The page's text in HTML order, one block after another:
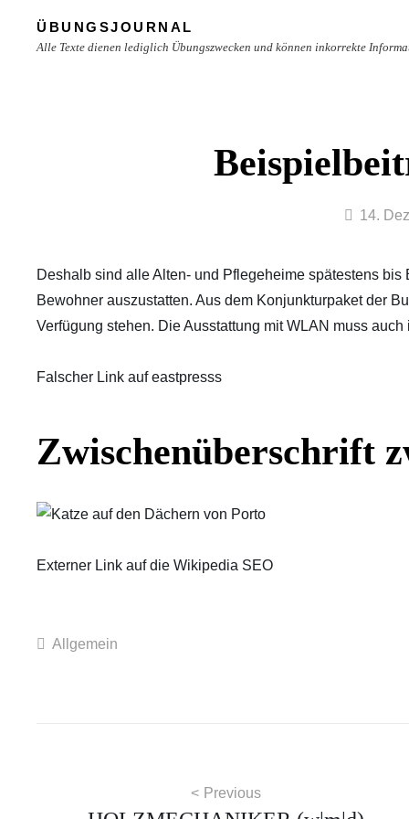
ÜBUNGSJOURNAL
Alle Texte dienen lediglich Übungszwecken und können inkorrekte
By 14.
Deshalb sind alle Alten- und Pflegeheime spätestens bis
Bewohner auszustatten. Aus dem Konjunkturpaket der
Verfügung stehen. Die Ausstattung mitWLAN muss auch
Falscher Link auf eastpresss
Zwischenüberschrift
Externer Link auf die Wikipedia SEO
Categories
Allgemein
Beitragsnavigation
Previous